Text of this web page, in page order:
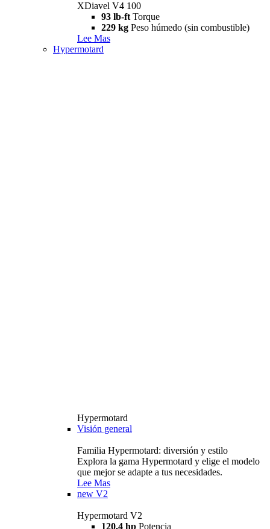
XDiavel V4 100
93 lb-ft Torque
229 kg Peso húmedo (sin combustible)
Lee Mas
Hypermotard
Hypermotard
Visión general
Familia Hypermotard: diversión y estilo
Explora la gama Hypermotard y elige el modelo
que mejor se adapte a tus necesidades.
Lee Mas
new V2
Hypermotard V2
120,4 hp Potencia